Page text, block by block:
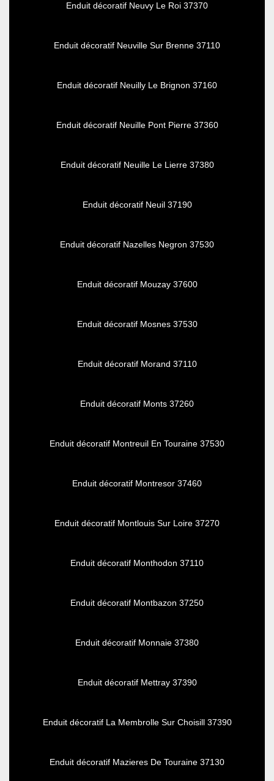
Enduit décoratif Neuvy Le Roi 37370
Enduit décoratif Neuville Sur Brenne 37110
Enduit décoratif Neuilly Le Brignon 37160
Enduit décoratif Neuille Pont Pierre 37360
Enduit décoratif Neuille Le Lierre 37380
Enduit décoratif Neuil 37190
Enduit décoratif Nazelles Negron 37530
Enduit décoratif Mouzay 37600
Enduit décoratif Mosnes 37530
Enduit décoratif Morand 37110
Enduit décoratif Monts 37260
Enduit décoratif Montreuil En Touraine 37530
Enduit décoratif Montresor 37460
Enduit décoratif Montlouis Sur Loire 37270
Enduit décoratif Monthodon 37110
Enduit décoratif Montbazon 37250
Enduit décoratif Monnaie 37380
Enduit décoratif Mettray 37390
Enduit décoratif La Membrolle Sur Choisill 37390
Enduit décoratif Mazieres De Touraine 37130